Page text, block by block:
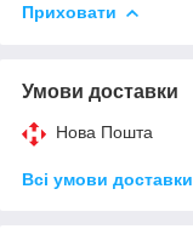
Приховати
Умови доставки
Нова Пошта
Всі умови доставки